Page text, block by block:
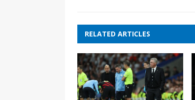
RELATED ARTICLES